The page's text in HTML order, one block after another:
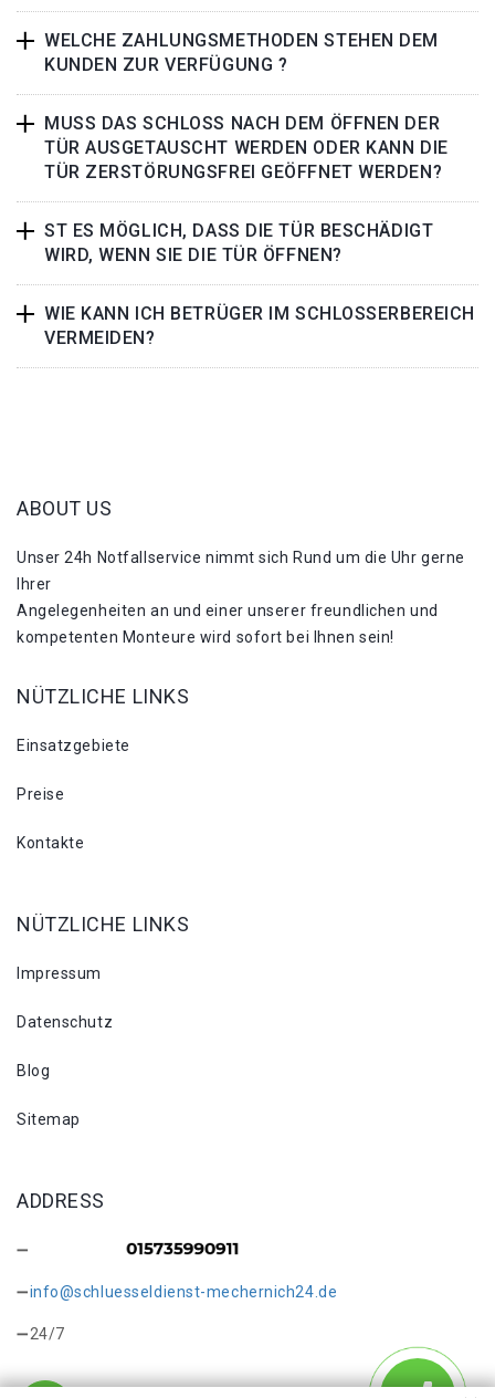
WELCHE ZAHLUNGSMETHODEN STEHEN DEM
KUNDEN ZUR VERFÜGUNG ?
MUSS DAS SCHLOSS NACH DEM ÖFFNEN DER
TÜR AUSGETAUSCHT WERDEN ODER KANN DIE
TÜR ZERSTÖRUNGSFREI GEÖFFNET WERDEN?
ST ES MÖGLICH, DASS DIE TÜR BESCHÄDIGT
WIRD, WENN SIE DIE TÜR ÖFFNEN?
WIE KANN ICH BETRÜGER IM SCHLOSSERBEREICH
VERMEIDEN?
ABOUT US
Unser 24h Notfallservice nimmt sich Rund um die Uhr gerne
Ihrer
Angelegenheiten an und einer unserer freundlichen und
kompetenten Monteure wird sofort bei Ihnen sein!
NÜTZLICHE LINKS
Einsatzgebiete
Preise
Kontakte
NÜTZLICHE LINKS
Impressum
Datenschutz
Blog
Sitemap
ADDRESS
info@schluesseldienst-mechernich24.de
24/7